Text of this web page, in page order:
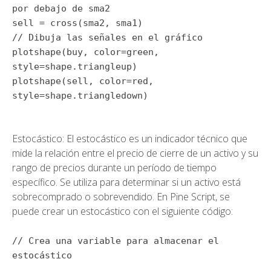
por debajo de sma2
sell = cross (sma2, sma1)
// Dibuja las señales en el gráfico
plotshape(buy, color=green,
style=shape.triangleup)
plotshape(sell, color=red,
style=shape.triangledown)
Estocástico: El estocástico es un indicador técnico que
mide la relación entre el precio de cierre de un activo y su
rango de precios durante un período de tiempo
específico. Se utiliza para determinar si un activo está
sobrecomprado o sobrevendido. En Pine Script, se
puede crear un estocástico con el siguiente código:
// Crea una variable para almacenar el
estocástico